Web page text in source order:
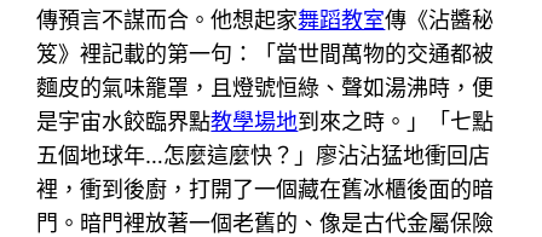
傳預言不謀而合。他想起家舞蹈教室傳《沾醬秘
笈》裡記載的第一句：「當世間萬物的交通都被
麵皮的氣味籠罩，且燈號恒綠、聲如湯沸時，便
是宇宙水餃臨界點教學場地到來之時。」「七點
五個地球年…怎麼這麼快？」廖沾沾猛地衝回店
裡，衝到後廚，打開了一個藏在舊冰櫃後面的暗
門。暗門裡放著一個老舊的、像是古代金屬保險